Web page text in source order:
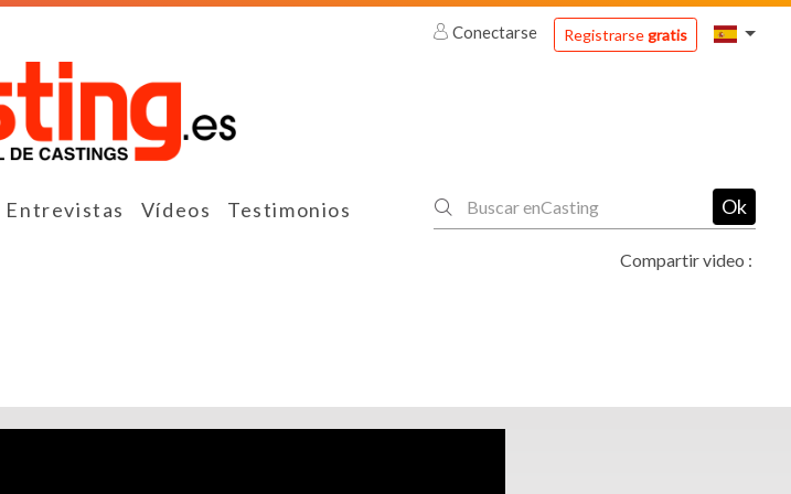
Conectarse Registrarsegratis
Entrevistas Vídeos Testimonios Ok
Compartir video :